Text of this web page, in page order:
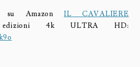
su AmazonIL CAVALIERE
4k ULTRA HD: